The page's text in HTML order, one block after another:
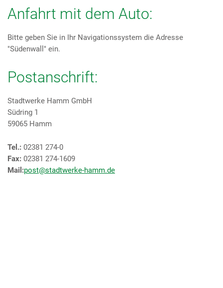
Anfahrt mit dem Auto:
Bitte geben Sie in Ihr Navigationssystem die Adresse
"Südenwall" ein.
Postanschrift:
Stadtwerke Hamm GmbH
Südring 1
59065 Hamm
Tel.: 02381 274-0
Fax: 02381 274-1609
Mail:post@stadtwerke-hamm.de